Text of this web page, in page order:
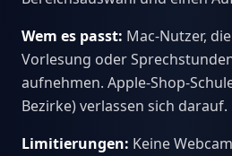
Wem es passt: Mac-Nutzer,
Vorlesung oder
aufnehmen. Apple-Shop-
Bezirke) verlassen sich darauf.
Limitierungen: Keine